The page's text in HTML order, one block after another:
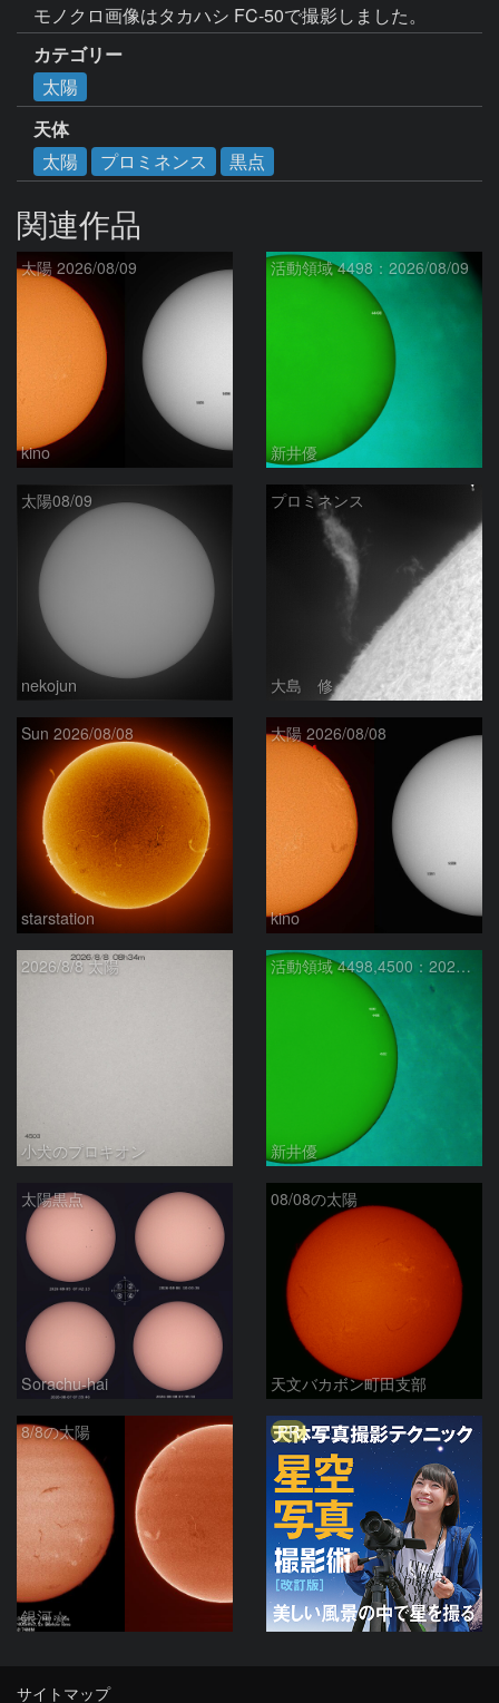
モノクロ画像はタカハシ FC-50で撮影しました。
カテゴリー
太陽
天体
太陽
プロミネンス 黒点
関連作品
太陽 2026/08/09
kino
活動領域 4498：2026/08/09
新井優
太陽08/09
nekojun
プロミネンス
大島 修
Sun 2026/08/08
starstation
太陽 2026/08/08
kino
2026/8/8 太陽
小犬のプロキオン
活動領域 4498,4500：2026/08/08
新井優
太陽黒点
Sorachu-hai
08/08の太陽
天文バカボン町田支部
8/8の太陽
銀河☆
PR
サイトマップ